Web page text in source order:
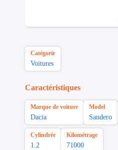
Catégorie
Voitures
Caractéristiques
Marque de voiture
Dacia
Model
Sandero
Cylindrée
1.2
Kilométrage
71000